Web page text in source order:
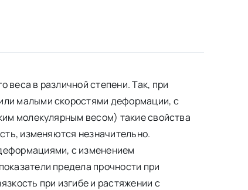
веса в различной степени. Так, при
малыми скоростями деформации, с
молекулярным весом) такие свойства
изменяются незначительно.
с изменением
предела прочности при
при изгибе и растяжении с